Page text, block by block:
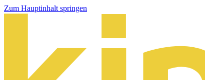
Zum Hauptinhalt springen